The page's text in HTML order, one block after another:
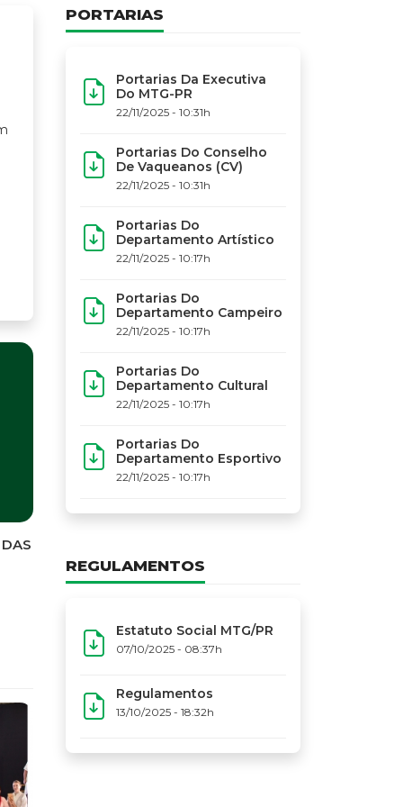
PORTARIAS
Portarias Da Executiva
Do MTG-PR
22/11/2025 - 10:31h
Portarias Do Conselho
De Vaqueanos (CV)
22/11/2025 - 10:31h
Portarias Do
Departamento Artístico
22/11/2025 - 10:17h
Portarias Do
Departamento Campeiro
22/11/2025 - 10:17h
Portarias Do
Departamento Cultural
22/11/2025 - 10:17h
Portarias Do
Departamento Esportivo
22/11/2025 - 10:17h
REGULAMENTOS
Estatuto Social MTG/PR
07/10/2025 - 08:37h
Regulamentos
13/10/2025 - 18:32h